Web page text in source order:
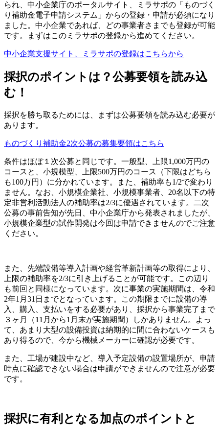
られ、中小企業庁のポータルサイト、ミラサポの「ものづく
り補助金電子申請システム」からの登録・申請が必須になり
ました。中小企業であれば、どの事業者さまでも登録が可能
です。まずはこのミラサポの登録から進めてください。
中小企業支援サイト、ミラサポの登録はこちらから
採択のポイントは？公募要領を読み込
む！
採択を勝ち取るためには、まずは公募要領を読み込む必要が
あります。
ものづくり補助金2次公募の募集要領はこちら
条件はほぼ１次公募と同じです。一般型、上限1,000万円の
コースと、小規模型、上限500万円のコース（下限はどちら
も100万円）に分かれています。また、補助率も1/2で変わり
ません。なお、小規模企業社、小規模事業者、20名以下の特
定非営利活動法人の補助率は2/3に優遇されています。二次
公募の事前告知が先日、中小企業庁から発表されましたが、
小規模企業型の試作開発は今回は申請できませんのでご注意
ください。
また、先端設備等導入計画や経営革新計画等の取得により、
上限の補助率を2/3に引き上げることが可能です。この辺り
も前回と同様になっています。次に事業の実施期間は、令和
2年1月31日までとなっています。この期限までに設備の導
入、購入、支払いをする必要があり、採択から事業完了まで
３ヶ月（11月から1月末が実施期間）しかありません。よっ
て、あまり大型の設備投資は納期的に間に合わないケースも
あり得るので、今から機械メーカーに確認が必要です。
また、工場が建設中など、導入予定設備の設置場所が、申請
時点に確認できない場合は申請ができませんので注意が必要
です。
採択に有利となる加点のポイントと